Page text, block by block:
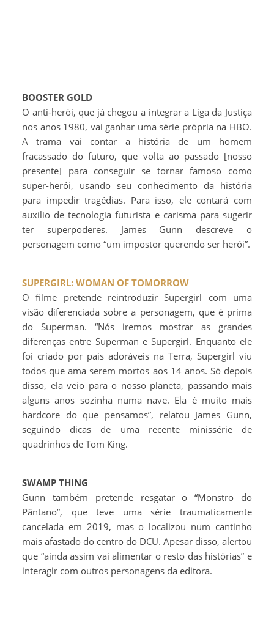
BOOSTER GOLD
O anti-herói, que já chegou a integrar a Liga da Justiça
nos anos 1980, vai ganhar uma série própria na HBO.
A trama vai contar a história de um homem
fracassado do futuro, que volta ao passado [nosso
presente] para conseguir se tornar famoso como
super-herói, usando seu conhecimento da história
para impedir tragédias. Para isso, ele contará com
auxílio de tecnologia futurista e carisma para sugerir
ter superpoderes. James Gunn descreve o
personagem como “um impostor querendo ser herói”.
SUPERGIRL: WOMAN OF TOMORROW
O filme pretende reintroduzir Supergirl com uma
visão diferenciada sobre a personagem, que é prima
do Superman. “Nós iremos mostrar as grandes
diferenças entre Superman e Supergirl. Enquanto ele
foi criado por pais adoráveis na Terra, Supergirl viu
todos que ama serem mortos aos 14 anos. Só depois
disso, ela veio para o nosso planeta, passando mais
alguns anos sozinha numa nave. Ela é muito mais
hardcore do que pensamos”, relatou James Gunn,
seguindo dicas de uma recente minissérie de
quadrinhos de Tom King.
SWAMP THING
Gunn também pretende resgatar o “Monstro do
Pântano”, que teve uma série traumaticamente
cancelada em 2019, mas o localizou num cantinho
mais afastado do centro do DCU. Apesar disso, alertou
que “ainda assim vai alimentar o resto das histórias” e
interagir com outros personagens da editora.